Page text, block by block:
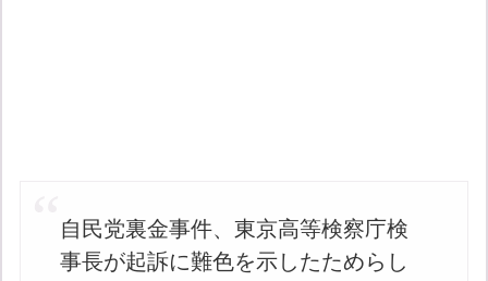
自民党裏金事件、東京高等検察庁検
事長が起訴に難色を示したためらし